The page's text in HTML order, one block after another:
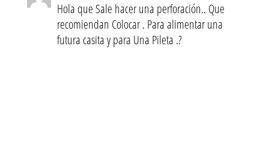
Hola que Sale hacer una perforación.. Que
recomiendan Colocar . Para alimentar una
futura casita y para Una Pileta .?